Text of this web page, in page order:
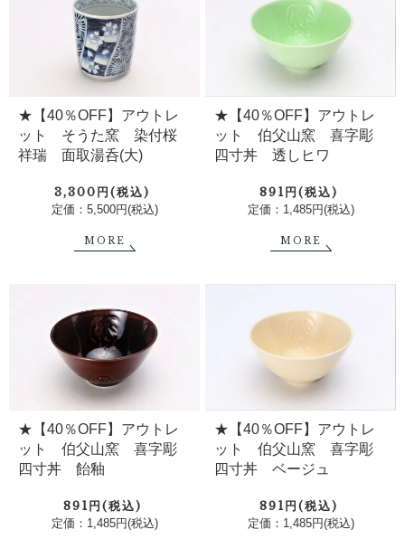
★【40％OFF】アウトレ
ット そうた窯 染付桜
祥瑞 面取湯呑(大)
3,300円(税込)
定価：5,500円(税込)
MORE
★【40％OFF】アウトレ
ット 伯父山窯 喜字彫
四寸丼 透しヒワ
891円(税込)
定価：1,485円(税込)
MORE
★【40％OFF】アウトレ
ット 伯父山窯 喜字彫
四寸丼 飴釉
891円(税込)
定価：1,485円(税込)
★【40％OFF】アウトレ
ット 伯父山窯 喜字彫
四寸丼 ベージュ
891円(税込)
定価：1,485円(税込)